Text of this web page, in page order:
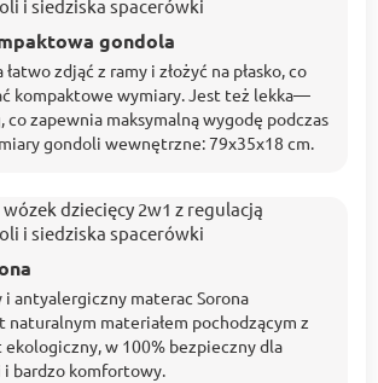
gondola
zdjąć z ramy i złożyć na płasko, co
kompaktowe wymiary. Jest też lekka—
co zapewnia maksymalną wygodę podczas
gondoli wewnętrzne: 79х35х18 cm.
antyalergiczny materac Sorona
naturalnym materiałem pochodzącym z
ekologiczny, w 100% bezpieczny dla
i bardzo komfortowy.